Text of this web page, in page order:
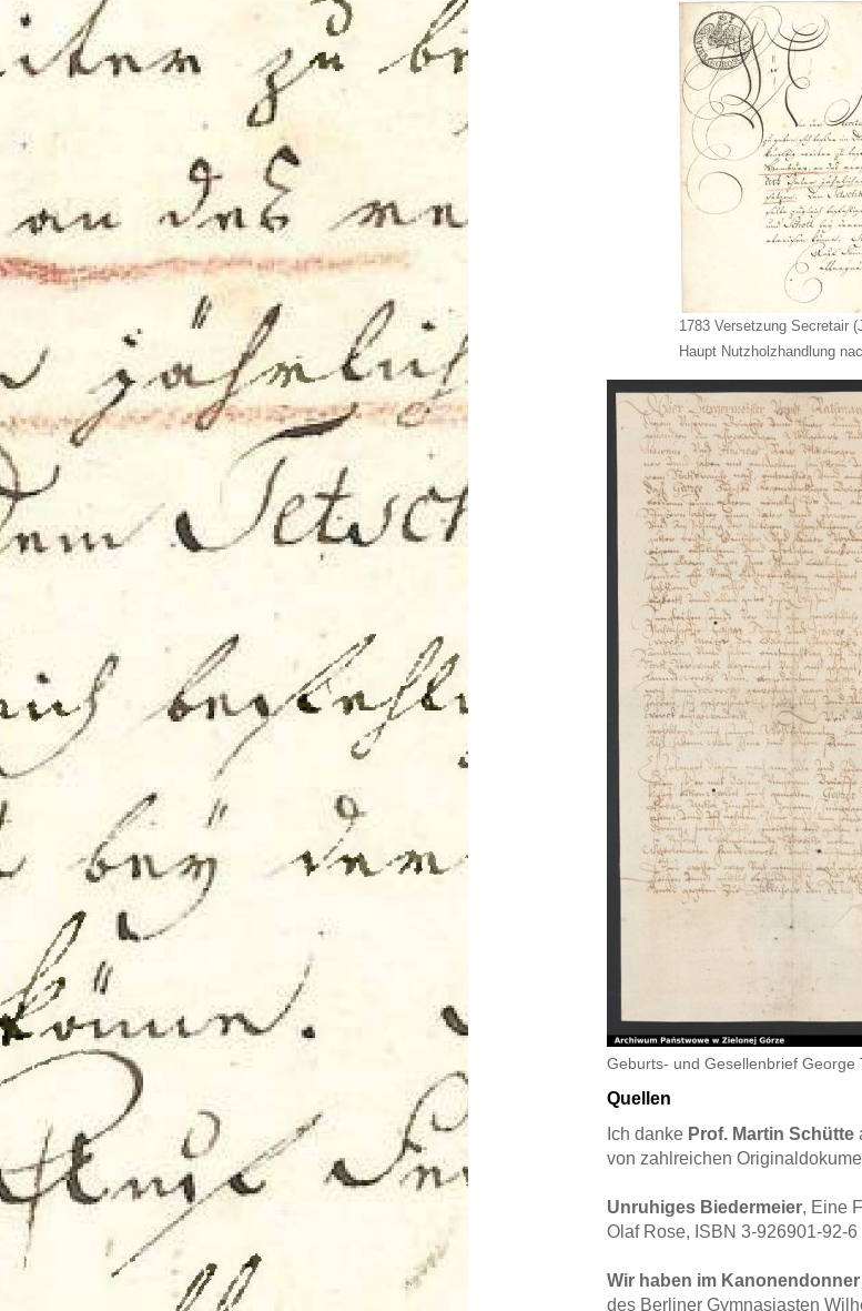
1783 Versetzung Secretair
Haupt Nutzholzhandlung
Geburts- und Gesellenbrief George
Quellen
Ich danke Prof. Martin Schütte
von zahlreichen
Unruhiges Biedermeier, Eine
Olaf Rose, ISBN 3-926901-92-6
Wir haben im
des Berliner Gymnasiasten